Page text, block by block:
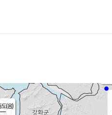
도(음)